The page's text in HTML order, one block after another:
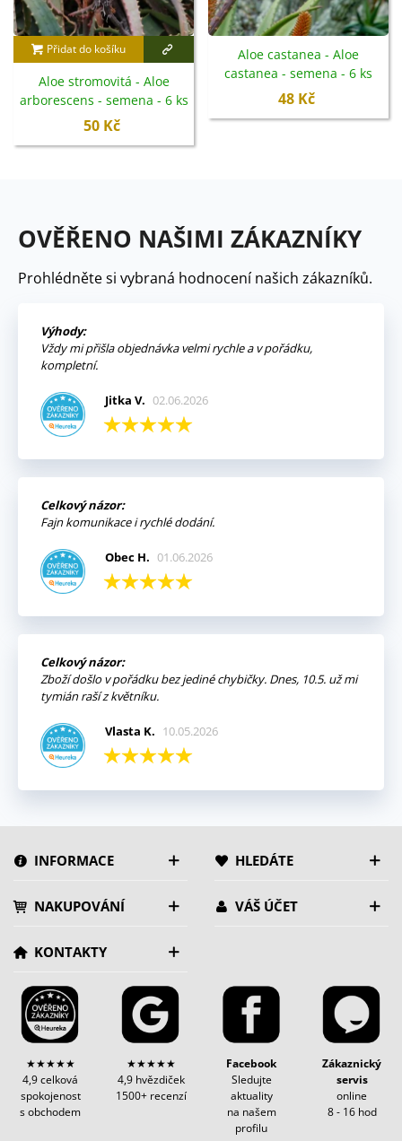
Přidat do košíku
Aloe stromovitá - Aloe
arborescens - semena - 6 ks
50 Kč
Aloe castanea - Aloe
castanea - semena - 6 ks
48 Kč
OVĚŘENO NAŠIMI ZÁKAZNÍKY
Prohlédněte si vybraná hodnocení našich zákazníků.
Výhody:
Vždy mi přišla objednávka velmi rychle a v pořádku,
kompletní.
Jitka V. 02.06.2026
Celkový názor:
Fajn komunikace i rychlé dodání.
Obec H. 01.06.2026
Celkový názor:
Zboží došlo v pořádku bez jediné chybičky. Dnes, 10.5. už mi
tymián raší z květníku.
Vlasta K. 10.05.2026
INFORMACE HLEDÁTE
NAKUPOVÁNÍ VÁŠ ÚČET
KONTAKTY
★★★★★
4,9 celková
spokojenost
s obchodem
★★★★★
4,9 hvězdiček
1500+ recenzí
Facebook
Sledujte
aktuality
na našem
profilu
Zákaznický
servis
online
8 - 16 hod